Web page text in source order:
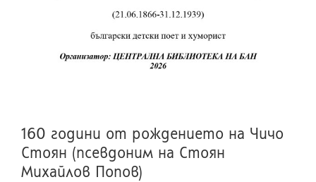
160 години от рождението на Чичо
Стоян (псевдоним на Стоян
Михайлов Попов)